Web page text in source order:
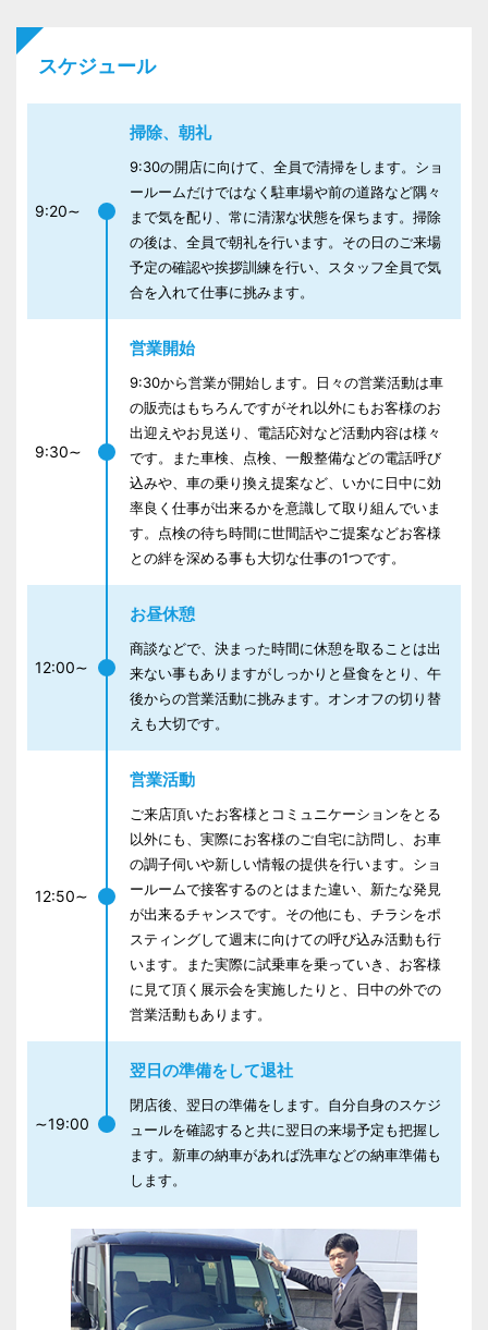
スケジュール
9:20∼
掃除、朝礼
9:30の開店に向けて、全員で清掃をします。ショ
ールームだけではなく駐車場や前の道路など隅々
まで気を配り、常に清潔な状態を保ちます。掃除
の後は、全員で朝礼を行います。その日のご来場
予定の確認や挨拶訓練を行い、スタッフ全員で気
合を入れて仕事に挑みます。
9:30∼
営業開始
9:30から営業が開始します。日々の営業活動は車
の販売はもちろんですがそれ以外にもお客様のお
出迎えやお見送り、電話応対など活動内容は様々
です。また車検、点検、一般整備などの電話呼び
込みや、車の乗り換え提案など、いかに日中に効
率良く仕事が出来るかを意識して取り組んでいま
す。点検の待ち時間に世間話やご提案などお客様
との絆を深める事も大切な仕事の1つです。
12:00∼
お昼休憩
商談などで、決まった時間に休憩を取ることは出
来ない事もありますがしっかりと昼食をとり、午
後からの営業活動に挑みます。オンオフの切り替
えも大切です。
12:50∼
営業活動
ご来店頂いたお客様とコミュニケーションをとる
以外にも、実際にお客様のご自宅に訪問し、お車
の調子伺いや新しい情報の提供を行います。ショ
ールームで接客するのとはまた違い、新たな発見
が出来るチャンスです。その他にも、チラシをポ
スティングして週末に向けての呼び込み活動も行
います。また実際に試乗車を乗っていき、お客様
に見て頂く展示会を実施したりと、日中の外での
営業活動もあります。
∼19:00
翌日の準備をして退社
閉店後、翌日の準備をします。自分自身のスケジ
ュールを確認すると共に翌日の来場予定も把握し
ます。新車の納車があれば洗車などの納車準備も
します。